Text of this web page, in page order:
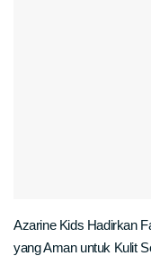
Azarine Kids Hadirkan Face Wash dan Moisturizer
yang Aman untuk Kulit